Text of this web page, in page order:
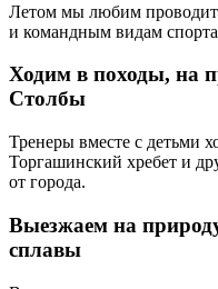
Летом мы любим
и командным видам
Ходим в походы, на
Столбы
Тренеры вместе с детьми
Торгашинский хребет и
от города.
Выезжаем на
сплавы